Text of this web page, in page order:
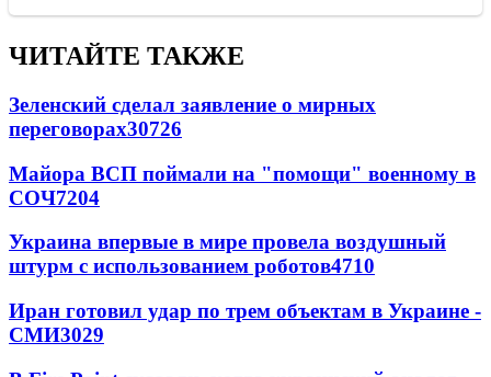
ЧИТАЙТЕ ТАКЖЕ
Зеленский сделал заявление о мирных
переговорах30726
Майора ВСП поймали на "помощи" военному в
СОЧ7204
Украина впервые в мире провела воздушный
штурм с использованием роботов4710
Иран готовил удар по трем объектам в Украине -
СМИ3029